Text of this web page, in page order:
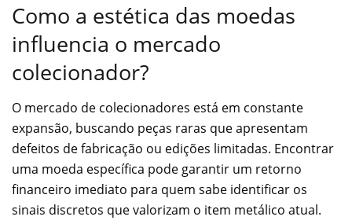
Como a estética das moedas
influencia o mercado
colecionador?
O mercado de colecionadores está em constante
expansão, buscando peças raras que apresentam
defeitos de fabricação ou edições limitadas. Encontrar
uma moeda específica pode garantir um retorno
financeiro imediato para quem sabe identificar os
sinais discretos que valorizam o item metálico atual.